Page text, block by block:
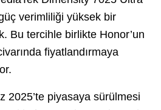
verimliliği yüksek bir
Bu tercihle birlikte Honor’un
fiyatlandırmaya
2025’te piyasaya sürülmesi